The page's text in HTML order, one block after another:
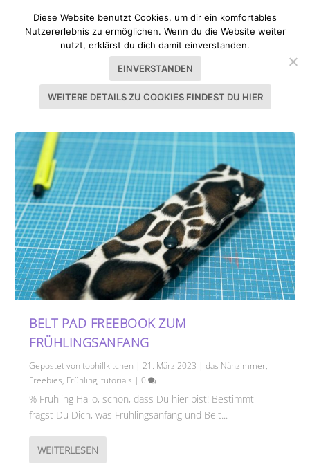
SCHLAGWORT:BUNT
BELT PAD FREEBOOK ZUM
FRÜHLINGSANFANG
Gepostet vontophillkitchen |21. März 2023 |das Nähzimmer,
Freebies, Frühling,tutorials |0
% Frühling Hallo, schön, dass Du hier bist! Bestimmt
fragst Du Dich, was Frühlingsanfang und Belt...
WEITERLESEN
Diese Website benutzt Cookies, um dir ein komfortables
Nutzererlebnis zu ermöglichen. Wenn du die Website weiter
nutzt, erklärst du dich damit einverstanden.
EINVERSTANDEN
WEITERE DETAILS ZU COOKIES FINDEST DU HIER